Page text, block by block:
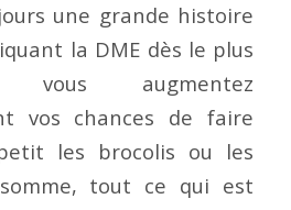
une grande histoire
la DME dès le plus
augmentez
vos chances de faire
les brocolis ou les
tout ce qui est